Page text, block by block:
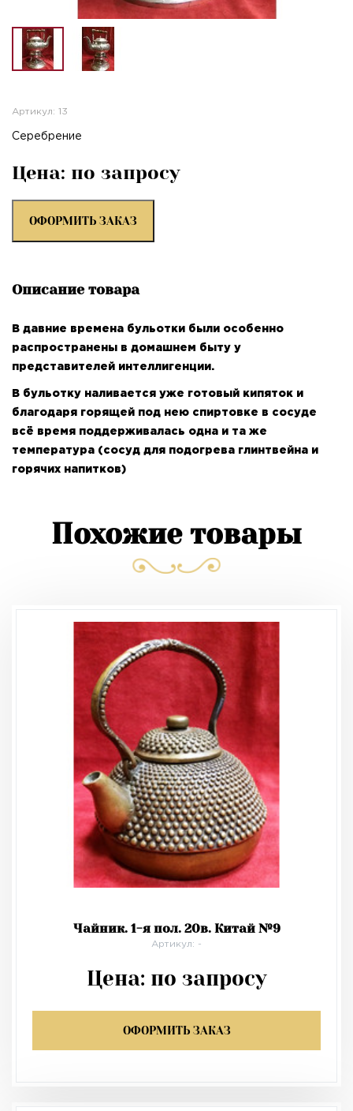
Артикул: 13
Серебрение
Цена: по запросу
ОФОРМИТЬ ЗАКАЗ
Описание товара
В давние времена бульотки были особенно
распространены в домашнем быту у
представителей интеллигенции.
В бульотку наливается уже готовый кипяток и
благодаря горящей под нею спиртовке в сосуде
всё время поддерживалась одна и та же
температура (сосуд для подогрева глинтвейна и
горячих напитков)
Похожие товары
Чайник. 1-я пол. 20в. Китай №9
Артикул: -
Цена: по запросу
ОФОРМИТЬ ЗАКАЗ